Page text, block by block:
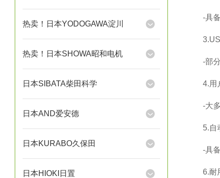
热卖！日本YODOGAWA淀川
热卖！日本SHOWA昭和电机
日本SIBATA柴田科学
日本AND爱安德
日本KURABO久保田
日本HIOKI日置
-具备
3.USB
-部分
4.用户
-大多
5.自动
-具备
6.耐用